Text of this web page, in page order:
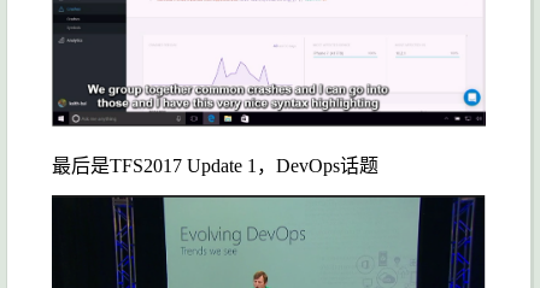
最后是TFS2017 Update 1，DevOps话题